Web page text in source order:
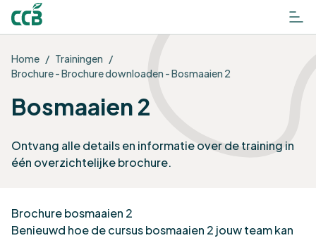
Home / Trainingen /
Brochure - Brochure downloaden - Bosmaaien 2
Bosmaaien 2
Ontvang alle details en informatie over de training in
één overzichtelijke brochure.
Brochure bosmaaien 2
Benieuwd hoe de cursus bosmaaien 2 jouw team kan